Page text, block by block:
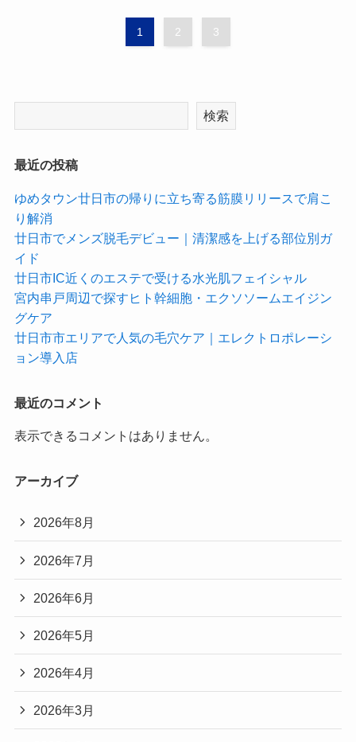
1 2 3
検索
最近の投稿
ゆめタウン廿日市の帰りに立ち寄る筋膜リリースで肩こ
り解消
廿日市でメンズ脱毛デビュー｜清潔感を上げる部位別ガ
イド
廿日市IC近くのエステで受ける水光肌フェイシャル
宮内串戸周辺で探すヒト幹細胞・エクソソームエイジン
グケア
廿日市市エリアで人気の毛穴ケア｜エレクトロポレーシ
ョン導入店
最近のコメント
表示できるコメントはありません。
アーカイブ
2026年8月
2026年7月
2026年6月
2026年5月
2026年4月
2026年3月